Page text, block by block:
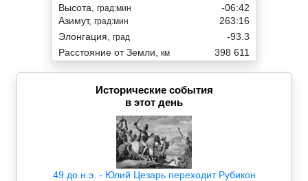
Высота, град:мин
Азимут, град:мин
-06:42
263:16
Элонгация, град
-93.3
Расстояние от Земли, км 398 611
Исторические события
в этот день
49 до н.э. - Юлий Цезарь переходит Рубикон